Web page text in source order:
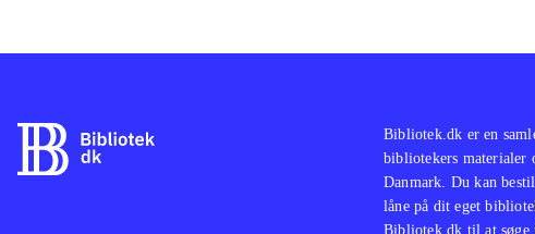
Bibliotek.dk er en
bibliotekers materialer
Danmark. Du kan
låne på dit eget
Bibliotek.dk til at søge